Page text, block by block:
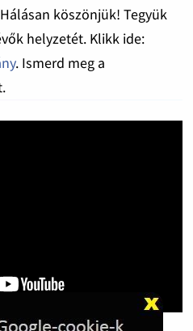
köszönjük! Tegyük
helyzetét. Klikk ide:
. Ismerd meg a